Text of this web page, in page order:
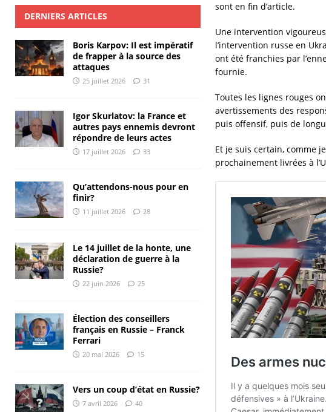
sont en fin d’article.
Une intervention
l’intervention russe en
ont été franchies par
fournie.
Toutes les lignes rouges
avertissements des
puis offensif, puis de
Et je suis certain, comme
prochainement livrées à
DERNIERS ARTICLES
Boris Karpov: Il est impératif
de frapper à la source des
attaques
25 juillet 2026 31
Igor Skurlatov: la France et
autres pays ennemis devront
répondre de leurs actes
17 juillet 2026 33
Qu’attendons-nous pour en
finir?
11 juillet 2026 28
Le 14 juillet de la honte, une
déclaration de guerre à la
Russie?
22 juin 2026 25
Élection des conseillers
français en Russie – Franck
Ferrari
20 mai 2026 15
Vers un coup d’état en Russie?
7 avril 2026 40